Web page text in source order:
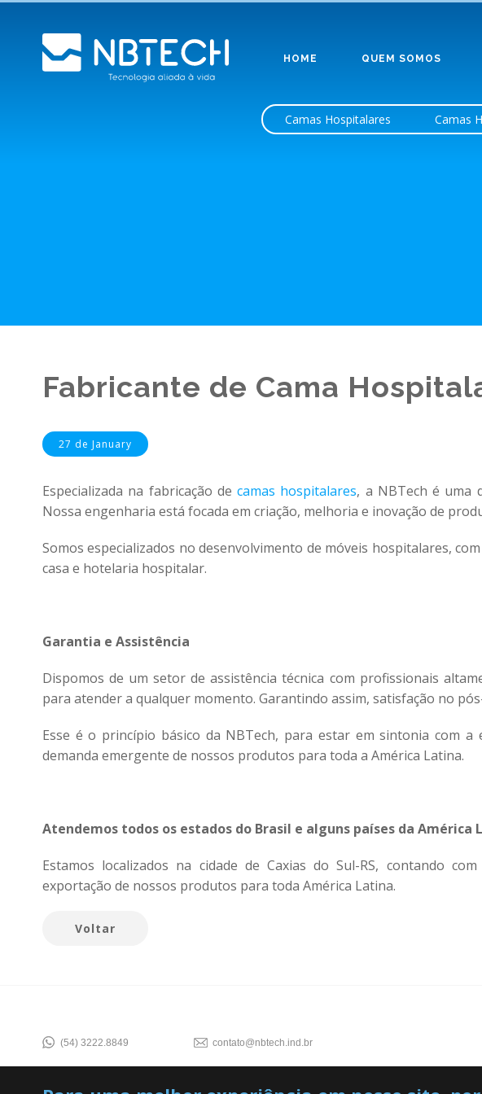
HOME QUEM SOMOS
Camas Hospitalares Camas
Fabricante de Cama
27 de January
Especializada na fabricação decamas hospitalares, a NBTech é uma
Nossa engenharia está focada em criação, melhoria e inovação de
Somos especializados no desenvolvimento de móveis hospitalares,
casa e hotelaria hospitalar.
Garantia e Assistência
Dispomos de um setor de assistência técnica com profissionais
para atender a qualquer momento. Garantindo assim, satisfação no
Esse é o princípio básico da NBTech, para estar em sintonia com a
demanda emergente de nossos produtos para toda a América Latina.
Atendemos todos os estados do Brasil e alguns países da América
Estamos localizados na cidade de Caxias do Sul-RS, contando
exportação de nossos produtos para toda América Latina.
Voltar
(54) 3222.8849 contato@nbtech.ind.br